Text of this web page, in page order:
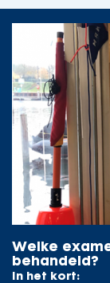
Welke
behandeld?
In het kort: